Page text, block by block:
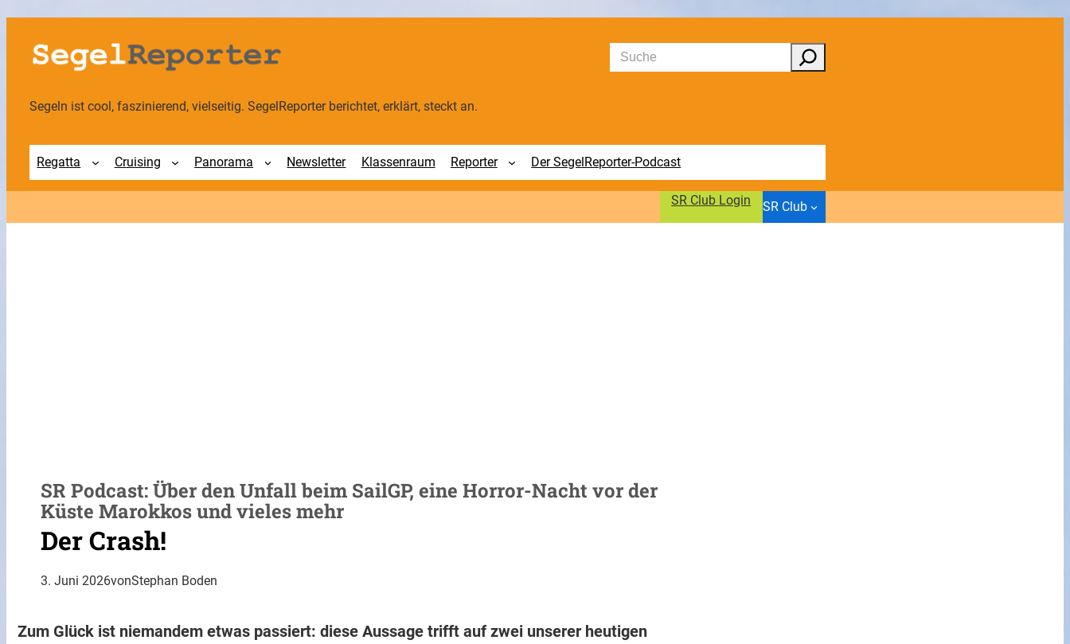
Zum
Inhalt
springen
Suchen
Segeln ist cool, faszinierend, vielseitig. SegelReporter berichtet, erklärt, steckt an.
Regatta Cruising Panorama Newsletter Klassenraum Reporter Der SegelReporter-Podcast
SR Club Login SR Club
SR Podcast: Über den Unfall beim SailGP, eine Horror-Nacht vor der
Küste Marokkos und vieles mehr
Der Crash!
3. Juni 2026vonStephan Boden
Zum Glück ist niemandem etwas passiert: diese Aussage trifft auf zwei unserer heutigen